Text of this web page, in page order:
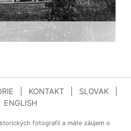
KONTAKT SLOVAK
ENGLISH
fotografií a máte záujem o